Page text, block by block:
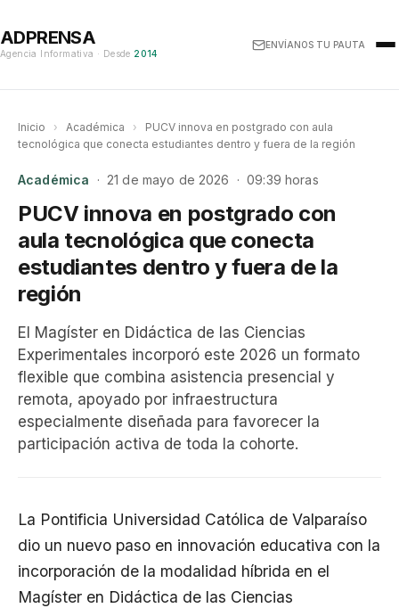
ADPRENSA
Agencia Informativa · Desde 2014
ENVÍANOS TU PAUTA
Inicio › Académica ›
PUCV innova en postgrado con aula
tecnológica que conecta estudiantes dentro y fuera de la región
Académica · 21 de mayo de 2026 · 09:39 horas
PUCV innova en postgrado con
aula tecnológica que conecta
estudiantes dentro y fuera de la
región
El Magíster en Didáctica de las Ciencias
Experimentales incorporó este 2026 un formato
flexible que combina asistencia presencial y
remota, apoyado por infraestructura
especialmente diseñada para favorecer la
participación activa de toda la cohorte.
La Pontificia Universidad Católica de Valparaíso
dio un nuevo paso en innovación educativa con la
incorporación de la modalidad híbrida en el
Magíster en Didáctica de las Ciencias